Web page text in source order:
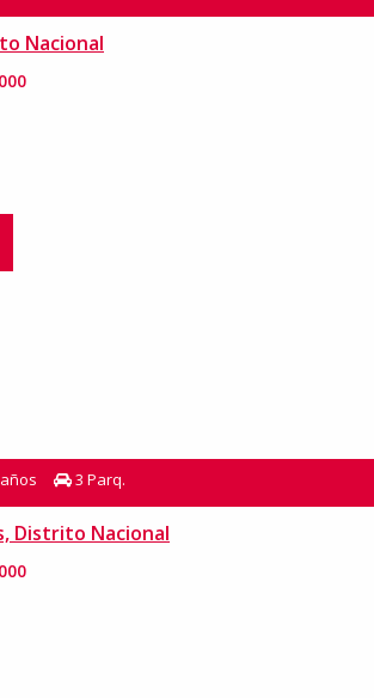
Nacional
3 Parq.
Distrito Nacional